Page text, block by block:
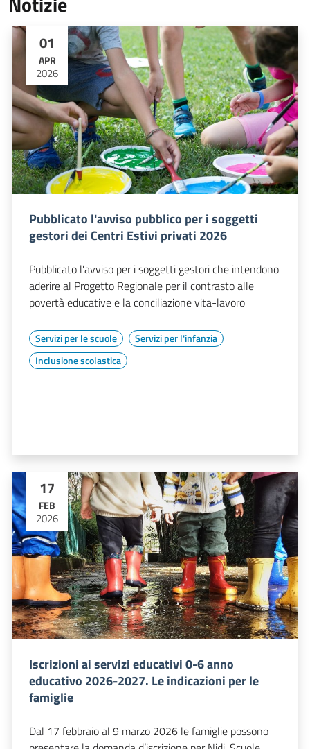
01
APR
2026
Pubblicato l'avviso pubblico per i soggetti
gestori dei Centri Estivi privati 2026
Pubblicato l'avviso per i soggetti gestori che intendono
aderire al Progetto Regionale per il contrasto alle
povertà educative e la conciliazione vita-lavoro
Servizi per le scuole
Servizi per l'infanzia
Inclusione scolastica
17
FEB
2026
Iscrizioni ai servizi educativi 0-6 anno
educativo 2026-2027. Le indicazioni per le
famiglie
Dal 17 febbraio al 9 marzo 2026 le famiglie possono